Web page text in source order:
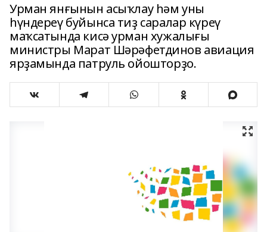
Урман янғынын асыҡлау һәм уны
һүндереү буйынса тиҙ саралар күреү
маҡсатында кисә урман хужалығы
министры Марат Шәрәфетдинов авиация
ярҙамында патруль ойошторҙо.